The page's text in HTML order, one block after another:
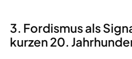
3. Fordismus als
kurzen 20.